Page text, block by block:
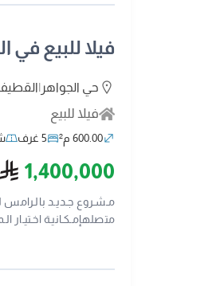
:-0552780400 0535148008 فضلا ساهم في نشر الأعلان
فيلا للبيع
حي الجواهر |
فيلا للبيع
600.00 م² 5 غرف
1,400,000
:-0552780400 0535148008 فضلا ساهم في نشر الأعلان